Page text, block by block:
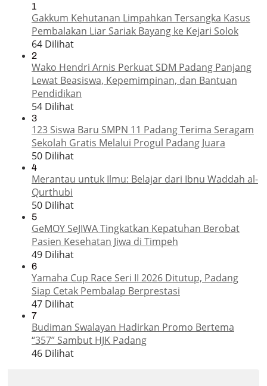
1
Gakkum Kehutanan Limpahkan Tersangka Kasus
Pembalakan Liar Sariak Bayang ke Kejari Solok
64 Dilihat
2
Wako Hendri Arnis Perkuat SDM Padang Panjang
Lewat Beasiswa, Kepemimpinan, dan Bantuan
Pendidikan
54 Dilihat
3
123 Siswa Baru SMPN 11 Padang Terima Seragam
Sekolah Gratis Melalui Progul Padang Juara
50 Dilihat
4
Merantau untuk Ilmu: Belajar dari Ibnu Waddah al-
Qurthubi
50 Dilihat
5
GeMOY SeJIWA Tingkatkan Kepatuhan Berobat
Pasien Kesehatan Jiwa di Timpeh
49 Dilihat
6
Yamaha Cup Race Seri II 2026 Ditutup, Padang
Siap Cetak Pembalap Berprestasi
47 Dilihat
7
Budiman Swalayan Hadirkan Promo Bertema
“357” Sambut HJK Padang
46 Dilihat